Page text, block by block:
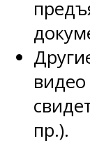
видео
пр.).